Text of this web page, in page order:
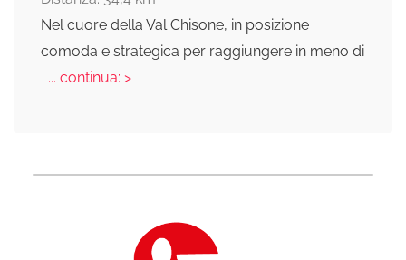
Nel cuore della Val Chisone, in posizione
comoda e strategica per raggiungere in meno di
... continua: >